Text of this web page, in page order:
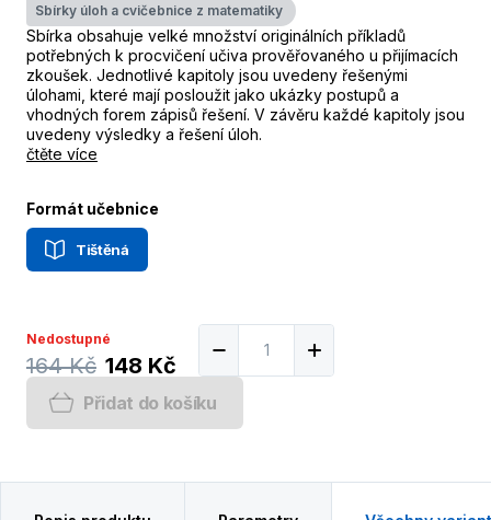
Sbírky úloh a cvičebnice z matematiky
Sbírka obsahuje velké množství originálních příkladů
potřebných k procvičení učiva prověřovaného u přijímacích
zkoušek. Jednotlivé kapitoly jsou uvedeny řešenými
úlohami, které mají posloužit jako ukázky postupů a
vhodných forem zápisů řešení. V závěru každé kapitoly jsou
uvedeny výsledky a řešení úloh.
čtěte více
Formát učebnice
Tištěná
Nedostupné
164 Kč 148 Kč
Přidat do košíku